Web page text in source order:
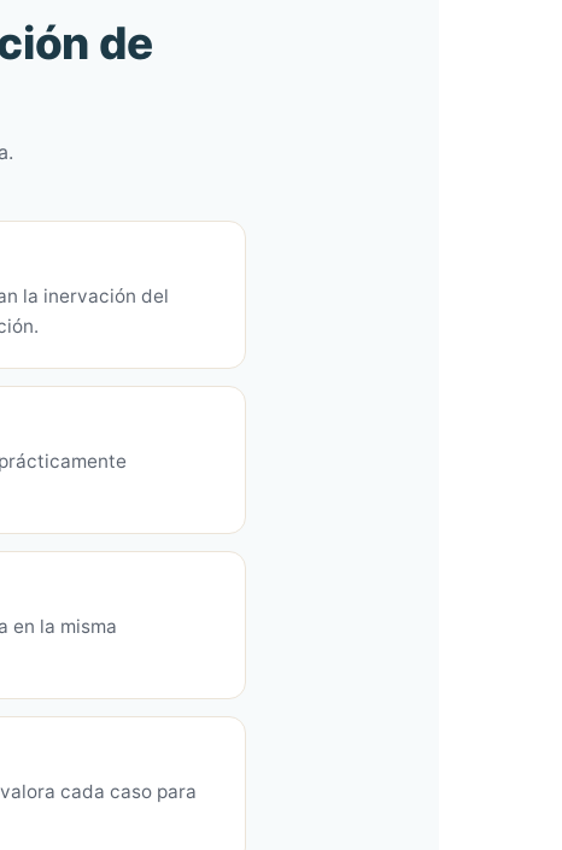
de
la inervación del
en la misma
cada caso para